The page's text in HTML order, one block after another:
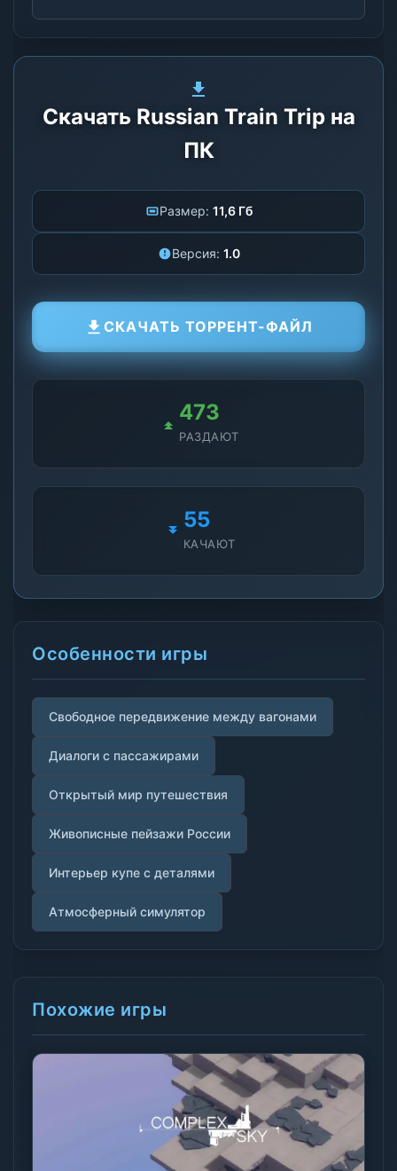
Скачать Russian Train Trip на
ПК
Размер: 11,6 Гб
Версия: 1.0
СКАЧАТЬ ТОРРЕНТ-ФАЙЛ
473
РАЗДАЮТ
55
КАЧАЮТ
Особенности игры
Свободное передвижение между вагонами
Диалоги с пассажирами
Открытый мир путешествия
Живописные пейзажи России
Интерьер купе с деталями
Атмосферный симулятор
Похожие игры